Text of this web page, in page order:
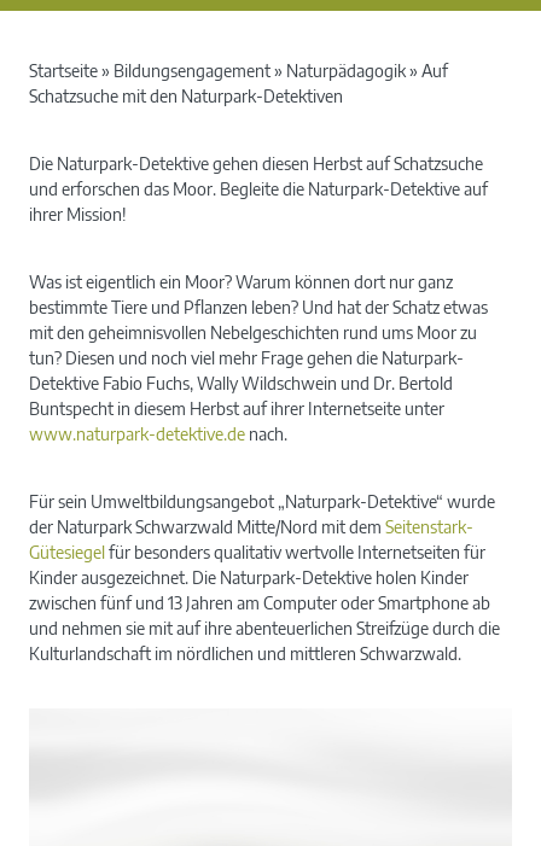
Startseite» Bildungsengagement» Naturpädagogik» Auf
Schatzsuche mit den Naturpark-Detektiven
Die Naturpark-Detektive gehen diesen Herbst auf Schatzsuche
und erforschen das Moor. Begleite die Naturpark-Detektive auf
ihrer Mission!
Was ist eigentlich ein Moor? Warum können dort nur ganz
bestimmte Tiere und Pflanzen leben? Und hat der Schatz etwas
mit den geheimnisvollen Nebelgeschichten rund ums Moor zu
tun? Diesen und noch viel mehr Frage gehen die Naturpark-
Detektive Fabio Fuchs, Wally Wildschwein und Dr. Bertold
Buntspecht in diesem Herbst auf ihrer Internetseite unter
www.naturpark-detektive.de nach.
Für sein Umweltbildungsangebot „Naturpark-Detektive“ wurde
der Naturpark Schwarzwald Mitte/Nord mit dem Seitenstark-
Gütesiegelfür besonders qualitativ wertvolle Internetseiten für
Kinder ausgezeichnet. Die Naturpark-Detektive holen Kinder
zwischen fünf und 13 Jahren am Computer oder Smartphone ab
und nehmen sie mit auf ihre abenteuerlichen Streifzüge durch die
Kulturlandschaft im nördlichen und mittleren Schwarzwald.